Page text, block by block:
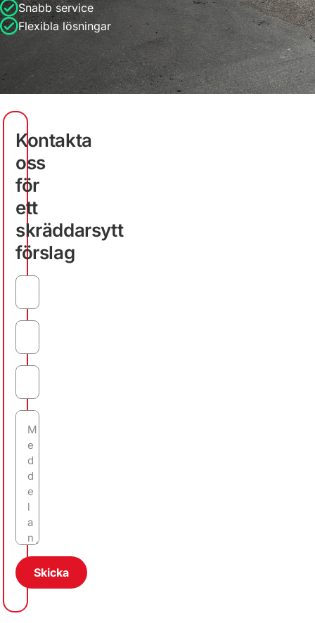
Snabb service
Flexibla lösningar
Kontakta
oss
för
ett
skräddarsytt
förslag
Namn
Email
Telefonnummer
Meddelande
Skicka